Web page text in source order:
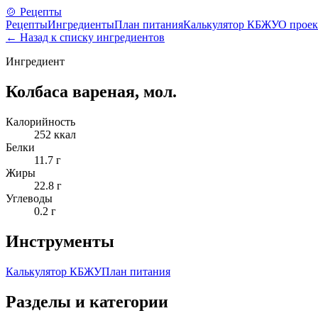
🍲 Рецепты
РецептыИнгредиентыПлан питанияКалькулятор КБЖУО
← Назад к списку ингредиентов
Ингредиент
Колбаса вареная, мол.
Калорийность
252 ккал
Белки
11.7 г
Жиры
22.8 г
Углеводы
0.2 г
Инструменты
Калькулятор КБЖУПлан питания
Разделы и категории